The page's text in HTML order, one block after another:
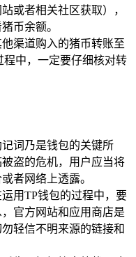
或者相关社区获取），
币余额。
渠道购入的猪币转账至
中，一定要仔细核对转
记词乃是钱包的关键所
盗的危机，用户应当将
者网络上透露。
运用TP钱包的过程中，要
官方网站和应用商店是
轻信不明来源的链接和